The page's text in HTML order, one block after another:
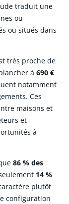
traduit une
ou
ou situés dans
très proche de
à 690 €
notamment
Ces
maisons et
et
à
86 % des
14 %
plutôt
configuration